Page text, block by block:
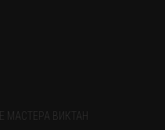
ВИКТАН